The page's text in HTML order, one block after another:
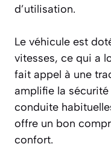
d’utilisation.
Le véhicule est
vitesses, ce qui a
fait appel à une
amplifie la
conduite
offre un bon
confort.